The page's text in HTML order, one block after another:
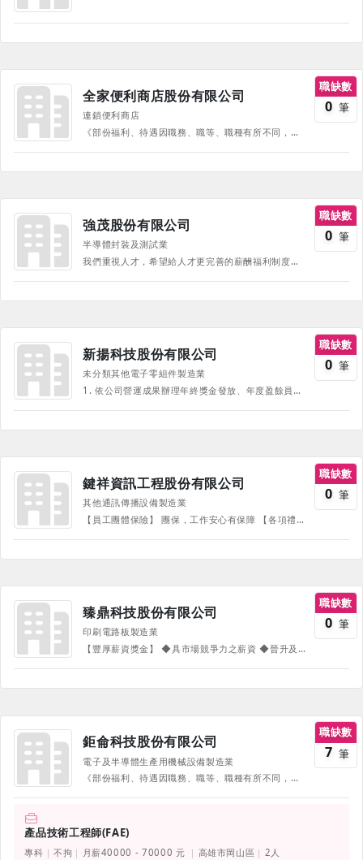
全家便利商店股份有限公司
連鎖便利商店
《部份福利、待遇因職務、職等、職種有所不同，並隨公司營運方針有所調整，詳情請於面試時詢問，並以面試為主》
職缺數
0 筆
強茂股份有限公司
半導體封裝及測試業
我們重視人才，希望給人才更完善的薪酬福利制度，我們堅信將每位員工視為夥伴，與員工共享營運成果是對的事情。 ***薪資與獎金制度*** ∎月/季績效獎金 ∎年終獎金 ∎營運紅利分紅獎金 ***福利制度與環境設施*** ∎生日快樂假。 ∎三節禮金/禮品(五一、端午、中秋)。 ∎生日禮券、生育補助、婚喪賀奠、慰問金...等。 ∎年度員工免費健康檢查。 ∎特約商店折扣。 ∎7-11智販機 ＆ 咖啡智Fun機。 ∎員工團險(壽險及重大疾病險規劃)。 ∎設有醫務室：具專業護理人員與定期醫師駐廠，提供醫療諮詢及服務。 ∎哺乳室。 ∎國內/外年度員工旅遊。 ***教育訓練*** ∎多元職涯規劃與發展：新人訓練、專業訓練、證照取得、外訓課程...等。 ∎員工個人自我成長：鼓勵繼續深造，提供獎學金申請。 ***其它*** ∎璀璨之星票選活動(模範之星，額外提供獎金與有薪休假)
職缺數
0 筆
新揚科技股份有限公司
未分類其他電子零組件製造業
1. 依公司營運成果辦理年終獎金發放、年度盈餘員工分紅。 2. 語文能力提昇獎勵：英、日文檢定。 3. 提案獎勵制度。 4. 滿一年可享有新揚的７天有薪福利假。 5. 自費眷屬團險：優惠保費，每月分期。 6. 健康檢查：定期免費幫員工做基本健康檢查。 7. 教育訓練：為鼓勵員工積極參加教育訓練活動，公司提供內、外訓多元學習管道，提升全體員工職能發展。 8. 免費員工餐 9. 健身房：跑步機、飛輪車、健身車、重訓機、啞鈴。 10. 另設有福委會提供三節禮金/禮品/不定期舉辦活動 《部份福利、待遇因職務、職等、職種有所不同，並隨公司營運方針有所調整，詳情請於面試時詢問，並以面試為主》
職缺數
0 筆
鍵祥資訊工程股份有限公司
其他通訊傳播設備製造業
【員工團體保險】 團保，工作安心有保障 【各項禮金獎金】 年節禮金、端午節禮金、中秋聚餐禮金、年終獎金、生日禮金、尾牙活動等 【各項員工補助】 員工結婚補助、生育補助、陪產假、業務車資補助等 【員工旅遊補助】 每年提供員工旅遊補助，並與其他同仁同樂！
職缺數
0 筆
臻鼎科技股份有限公司
印刷電路板製造業
【豐厚薪資獎金】 ◆具市場競爭力之薪資 ◆晉升及調薪機會 ◆年終奬金保障2個月 ◆優渥留任及推薦獎金 ◆績效奬金 ◆師級持續服務獎金(視當年度營運及個人表現績效而定) ◆語文津貼及專利研發獎金 ◆生日、三節禮金與結婚、生育及住院、喪葬等慰問金 【貼心保險與醫療制度】 ◆員工團保以及眷保 ◆旅行平安保險 ◆每年特約大型醫療院所健康檢查補助 ◆每月醫生駐廠問診 ◆按摩師駐廠服務 ◆海外緊急醫療服務 【教育訓練】 ◆多元豐富線上學習平台 ◆各項職能完整教育訓練 1.新人訓練 2.通用技能訓練 3.自我啟發訓練 4.管理職能訓練 【海外廠區福利】 ◆各廠區提供方便多元的複合式餐廳、超商或其餘餐點服務 ◆各廠區附有員工活動中心（健身房、電影院、錄音室、音樂室及各類運動場地） ◆舒適乾淨的員工宿舍
職缺數
0 筆
鉅侖科技股份有限公司
電子及半導體生產用機械設備製造業
《部份福利、待遇因職務、職等、職種有所不同，並隨公司營運方針有所調整，詳情請於面試時詢問，並以面試為主》
職缺數
7 筆
產品技術工程師(FAE)
專科 不拘 月薪40000 - 70000 元 高雄市岡山區 2人